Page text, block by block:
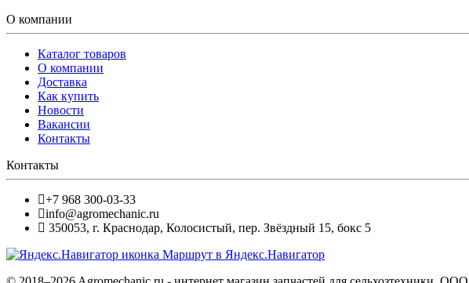
О компании
Каталог товаров
О компании
Доставка
Как купить
Новости
Вакансии
Контакты
Контакты
+7 968 300-03-33
info@agromechanic.ru
350053, г. Краснодар, Колосистый, пер. Звёздный 15, бокс 5
Маршрут в Яндекс.Навигатор